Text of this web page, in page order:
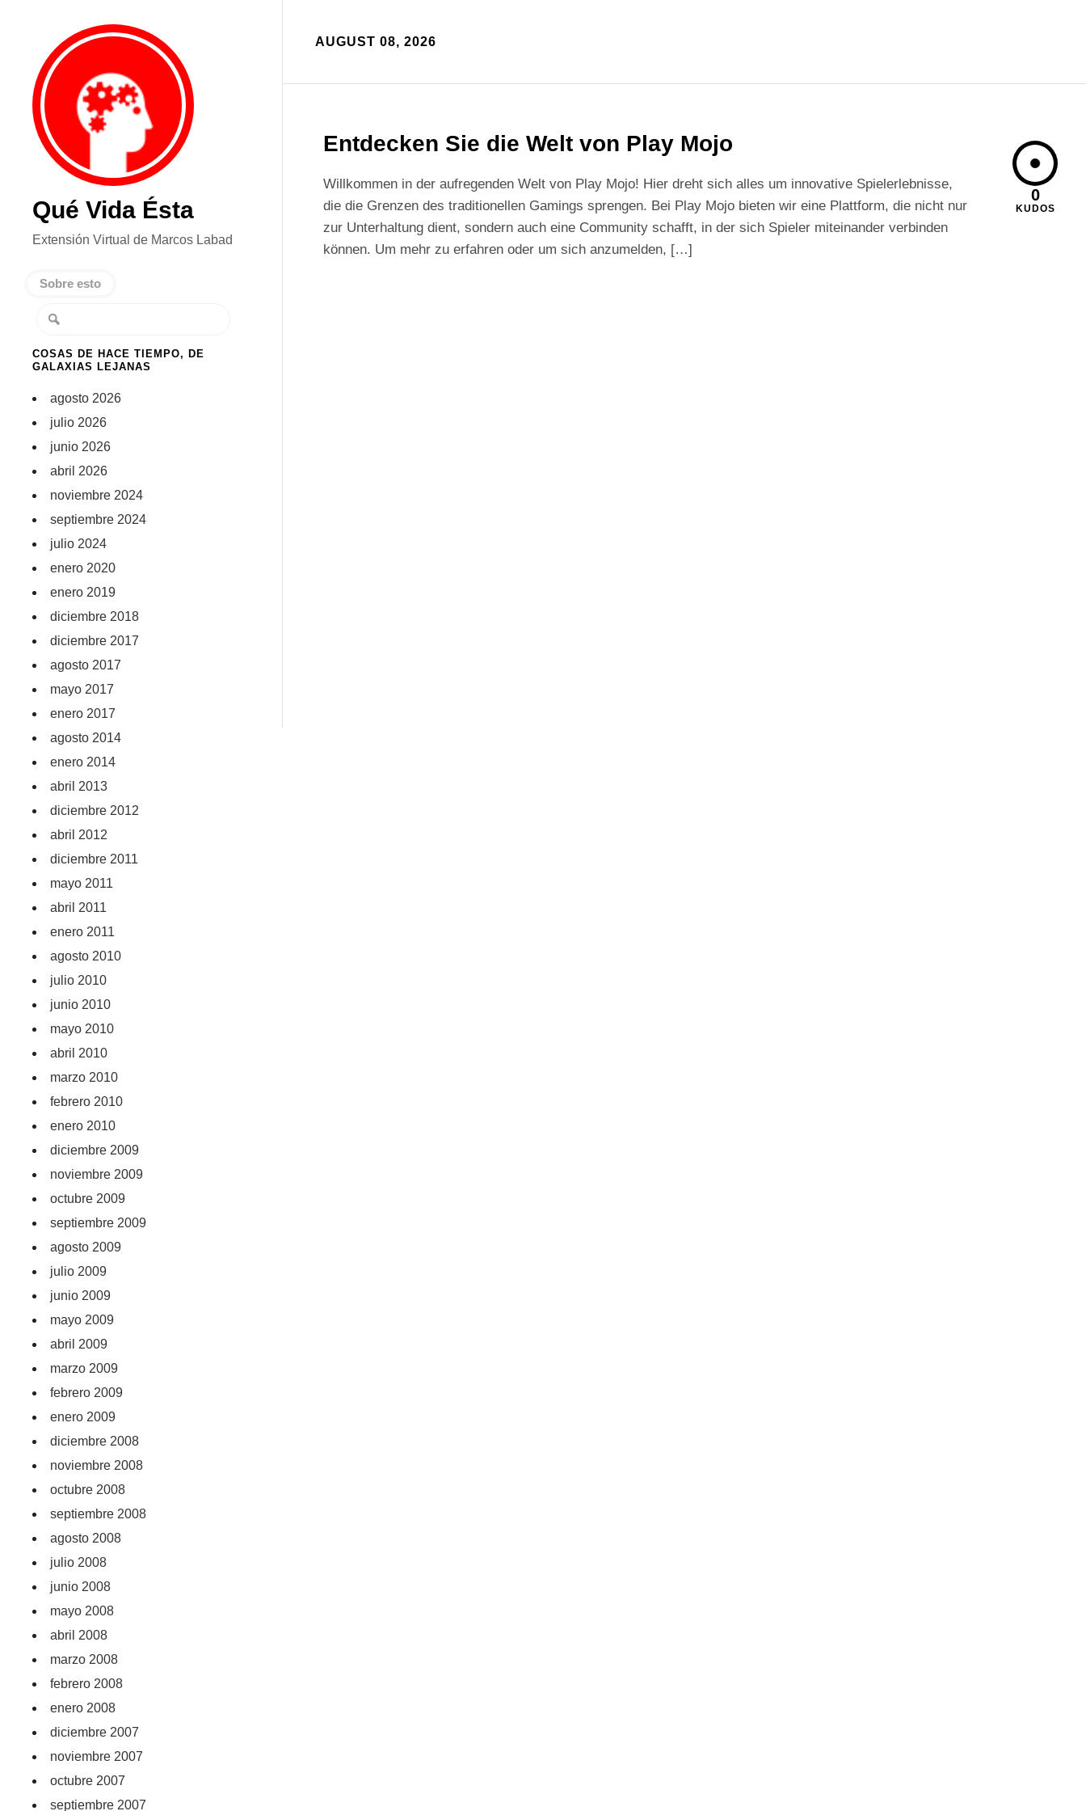
Qué Vida Ésta
Extensión Virtual de Marcos Labad
Sobre esto
COSAS DE HACE TIEMPO, DE
GALAXIAS LEJANAS
agosto 2026
julio 2026
junio 2026
abril 2026
noviembre 2024
septiembre 2024
julio 2024
enero 2020
enero 2019
diciembre 2018
diciembre 2017
agosto 2017
mayo 2017
enero 2017
agosto 2014
enero 2014
abril 2013
diciembre 2012
abril 2012
diciembre 2011
mayo 2011
abril 2011
enero 2011
agosto 2010
julio 2010
junio 2010
mayo 2010
abril 2010
marzo 2010
febrero 2010
enero 2010
diciembre 2009
noviembre 2009
octubre 2009
septiembre 2009
agosto 2009
julio 2009
junio 2009
mayo 2009
abril 2009
marzo 2009
febrero 2009
enero 2009
diciembre 2008
noviembre 2008
octubre 2008
septiembre 2008
agosto 2008
julio 2008
junio 2008
mayo 2008
abril 2008
marzo 2008
febrero 2008
enero 2008
diciembre 2007
noviembre 2007
octubre 2007
septiembre 2007
AUGUST 08, 2026
Entdecken Sie die Welt von Play Mojo
Willkommen in der aufregenden Welt von Play Mojo! Hier dreht sich alles um innovative Spielerlebnisse,
die die Grenzen des traditionellen Gamings sprengen. Bei Play Mojo bieten wir eine Plattform, die nicht nur
zur Unterhaltung dient, sondern auch eine Community schafft, in der sich Spieler miteinander verbinden
können. Um mehr zu erfahren oder um sich anzumelden, […]
0
KUDOS